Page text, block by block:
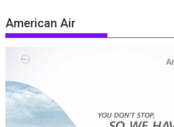
American Air